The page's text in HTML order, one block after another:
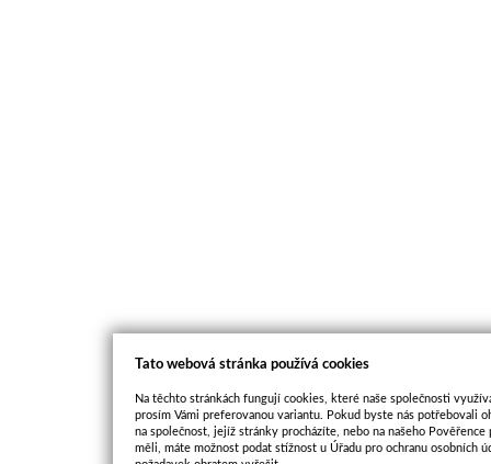
Tato webová stránka používá cookies
Na těchto stránkách fungují cookies, které naše společnosti
prosím Vámi preferovanou variantu. Pokud byste nás potřebovali
na společnost, jejíž stránky procházíte, nebo na našeho
měli, máte možnost podat stížnost u Úřadu pro ochranu osobních